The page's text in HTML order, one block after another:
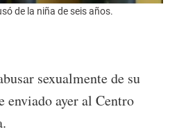
de la niña de seis años.
sexualmente de su
enviado ayer al Centro